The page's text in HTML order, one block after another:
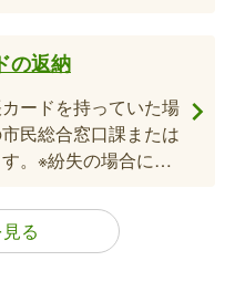
ため、手続き完了ま
ます。
の返納
ードを持っていた場
民総合窓口課または
。※紛失の場合には